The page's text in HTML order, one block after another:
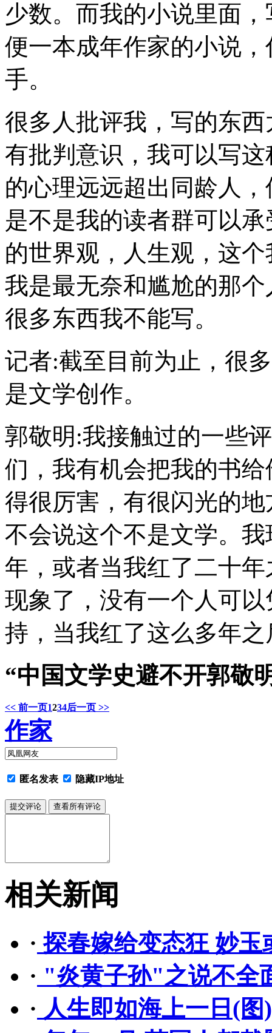
少数。而我的小说里面
便一本成年作家的小说
手。
很多人批评我，写的东
有批判意识，我可以写
的心理远远超出同龄人
是不是我的读者群可以
的世界观，人生观，这
我是最无奈和尴尬的那
很多东西我不能写。
记者:截至目前为止，很
是文学创作。
郭敬明:我接触过的一些
们，我有机会把我的书
得很厉害，有很闪光的
不会说这个不是文学。
年，或者当我红了二十
现象了，没有一个人可
持，当我红了这么多年
“中国文学史避不开郭敬
<< 前一页1234后一页 >>
作家
匿名发表 隐藏IP地址
相关新闻
· 探春嫁给变态狂 妙玉
· "炎黄子孙"之说不全
· 人生即如海上一日(图)